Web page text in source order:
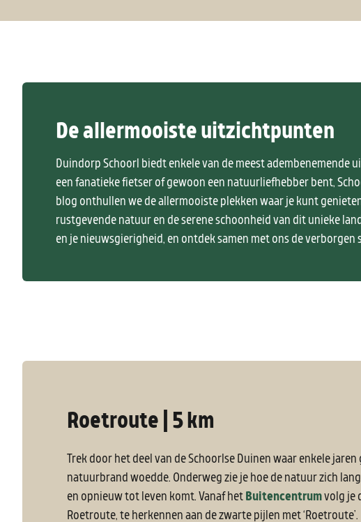
De allermooiste uitzichtpunten
Duindorp Schoorl biedt enkele van de meest adembenemende
een fanatieke fietser of gewoon een natuurliefhebber bent,
blog onthullen we de allermooiste plekken waar je kunt
rustgevende natuur en de serene schoonheid van dit unieke
en je nieuwsgierigheid, en ontdek samen met ons de
Roetroute | 5 km
Trek door het deel van de Schoorlse Duinen waar enkele jaren
natuurbrand woedde. Onderweg zie je hoe de natuur zich
en opnieuw tot leven komt. Vanaf hetBuitencentrumvolg je
Roetroute, te herkennen aan de zwarte pijlen met ‘Roetroute’.